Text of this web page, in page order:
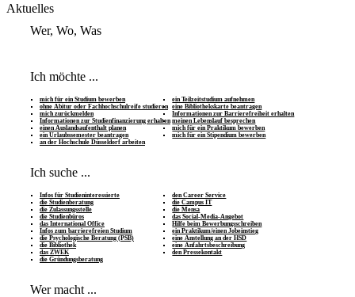
Aktuelles
Wer, Wo, Was
Ich möchte ...
mich für ein Studium bewerben
ohne Abitur oder Fachhochschulreife studieren
mich zurückmelden
Informationen zur Studienfinanzierung erhalten
einen Auslandsaufenthalt planen
ein Urlaubssemester beantragen
an der Hochschule Düsseldorf arbeiten
ein Teilzeitstudium aufnehmen
eine Bibliothekskarte beantragen
Informationen zur Barrierefreiheit erhalten
meinen Lebenslauf besprechen
mich für ein Praktikum bewerben
mich für ein Stipendium bewerben
Ich suche ...
Infos für Studieninteressierte
die Studienberatung
die Zulassungsstelle
die Studienbüros
das International Office
Infos zum barrierefreien Studium
die Psychologische Beratung (PSB)
die Bibliothek
das ZWEK
die Gründungsberatung
den Career Service
die Campus IT
die Mensa
das Social-Media-Angebot
Hilfe beim Bewerbungsschreiben
ein Praktikum/einen Jobeinstieg
eine Anstellung an der HSD
eine Anfahrtsbeschreibung
den Pressekontakt
Wer macht ...